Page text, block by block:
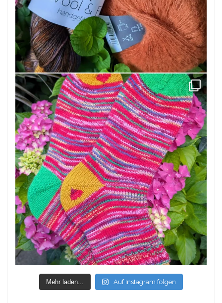
Mehr laden... Auf Instagram folgen